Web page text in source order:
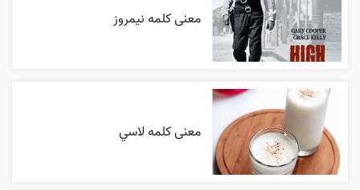
معنی کلمه نیمروز
معنی کلمه لاسي